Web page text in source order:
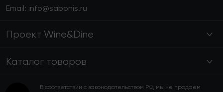
Email: info@sabonis.ru
Проект Wine&Dine
Каталог товаров
В соответствии с законодательством РФ, мы не продаем